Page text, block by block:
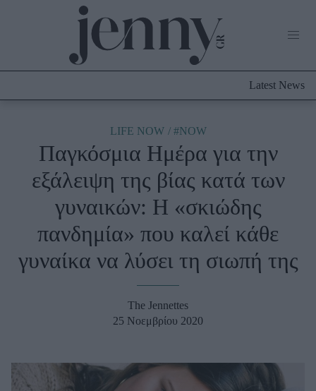
Culture
Fashion
Shopping
Styling Tips
Fashion News
Beauty - Ομορφιά
Well being
Latest News
LIFE NOW #NOW
Παγκόσμια Ημέρα για την
εξάλειψη της βίας κατά των
γυναικών: Η «σκιώδης
πανδημία» που καλεί κάθε
γυναίκα να λύσει τη σιωπή της
The Jennettes
25 Νοεμβρίου 2020